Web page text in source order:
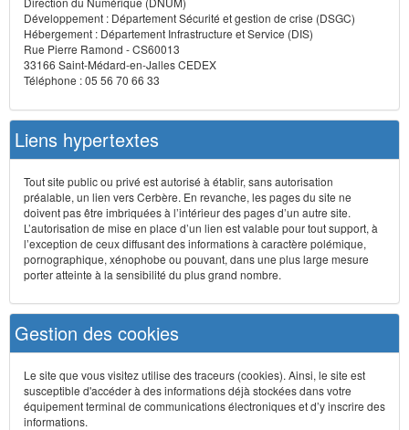
Développement : Département Sécurité et gestion de crise (DSGC)
Hébergement : Département Infrastructure et Service (DIS)
Rue Pierre Ramond - CS60013
33166 Saint-Médard-en-Jalles CEDEX
Téléphone : 05 56 70 66 33
Liens hypertextes
Tout site public ou privé est autorisé à établir, sans autorisation
préalable, un lien vers Cerbère. En revanche, les pages du site ne
doivent pas être imbriquées à l’intérieur des pages d’un autre site.
L’autorisation de mise en place d’un lien est valable pour tout support, à
l’exception de ceux diffusant des informations à caractère polémique,
pornographique, xénophobe ou pouvant, dans une plus large mesure
porter atteinte à la sensibilité du plus grand nombre.
Gestion des cookies
Le site que vous visitez utilise des traceurs (cookies). Ainsi, le site est
susceptible d'accéder à des informations déjà stockées dans votre
équipement terminal de communications électroniques et d’y inscrire des
informations.